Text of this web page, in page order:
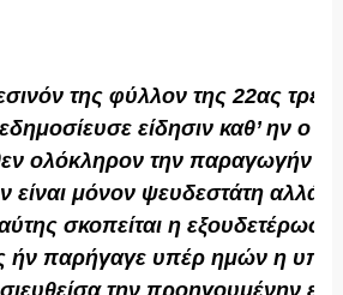
της φύλλον της 22ας
είδησιν καθ’ ην ο
ολόκληρον την παραγωγήν
είναι μόνον ψευδεστάτη αλλά
σκοπείται η
ήν παρήγαγε υπέρ ημών η υπό